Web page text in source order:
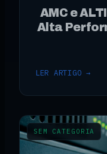
AMC e
Alta
LER ARTIGO →
SEM CATEGORIA